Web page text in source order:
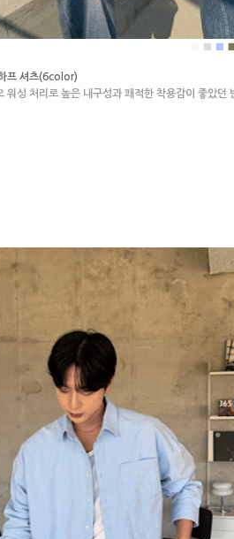
프 셔츠(6color)
워싱 처리로 높은 내구성과 쾌적한 착용감이 좋았던